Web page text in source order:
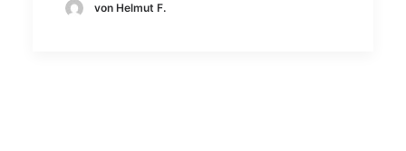
von Helmut F.